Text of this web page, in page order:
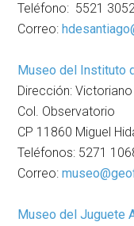
Teléfono: 5521
Correo:
Museo del Instituto
Dirección:
Col. Observatorio
CP 11860 Miguel
Teléfonos: 5271
Correo:
Museo del Juguete